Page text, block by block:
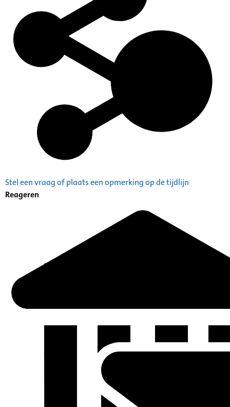
Stel een vraag of plaats een opmerking op de tijdlijn
Reageren